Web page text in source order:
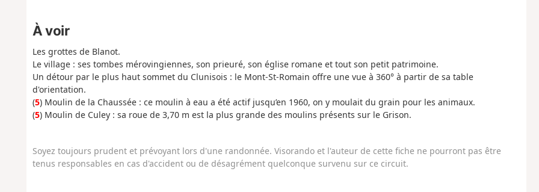
À voir
Les grottes de Blanot.
Le village : ses tombes mérovingiennes, son prieuré, son église romane et tout son petit patrimoine.
Un détour par le plus haut sommet du Clunisois : le Mont-St-Romain offre une vue à 360° à partir de sa table
d'orientation.
(5) Moulin de la Chaussée : ce moulin à eau a été actif jusqu’en 1960, on y moulait du grain pour les animaux.
(5) Moulin de Culey : sa roue de 3,70 m est la plus grande des moulins présents sur le Grison.
Soyez toujours prudent et prévoyant lors d'une randonnée. Visorando et l'auteur de cette fiche ne pourront pas être
tenus responsables en cas d'accident ou de désagrément quelconque survenu sur ce circuit.